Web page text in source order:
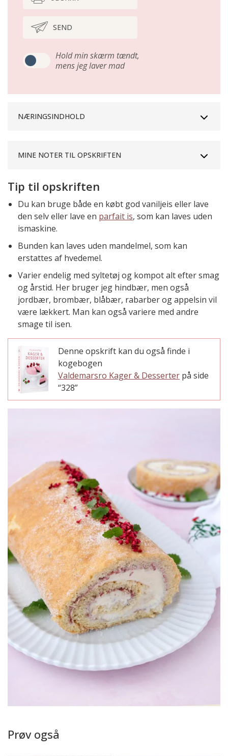
SEND
Hold min skærm tændt,
mens jeg laver mad
NÆRINGSINDHOLD
MINE NOTER TIL OPSKRIFTEN
Tip til opskriften
Du kan bruge både en købt god vaniljeis eller lave
den selv eller lave en parfait is, som kan laves uden
ismaskine.
Bunden kan laves uden mandelmel, som kan
erstattes af hvedemel.
Varier endelig med syltetøj og kompot alt efter smag
og årstid. Her bruger jeg hindbær, men også
jordbær, brombær, blåbær, rabarber og appelsin vil
være lækkert. Man kan også variere med andre
smage til isen.
Denne opskrift kan du også finde i
kogebogen
Valdemarsro Kager & Desserter på side
“328”
Prøv også